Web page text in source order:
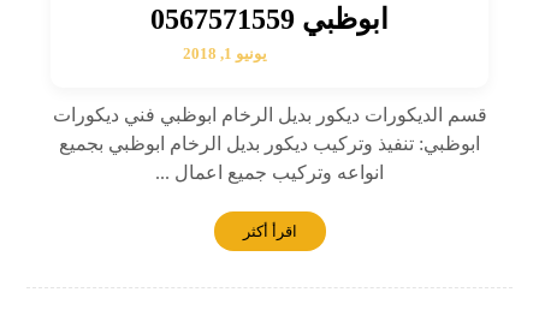
ابوظبي 0567571559
يونيو 1, 2018
قسم الديكورات ديكور بديل الرخام ابوظبي فني ديكورات
ابوظبي: تنفيذ وتركيب ديكور بديل الرخام ابوظبي بجميع
انواعه وتركيب جميع اعمال ...
اقرأ أكثر